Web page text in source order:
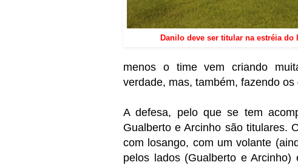
Danilo deve ser titular na estréia do
menos o time vem criando
verdade, mas, também, fazendo
A defesa, pelo que se tem
Gualberto e Arcinho são titulares.
com losango, com um volante
pelos lados (Gualberto e